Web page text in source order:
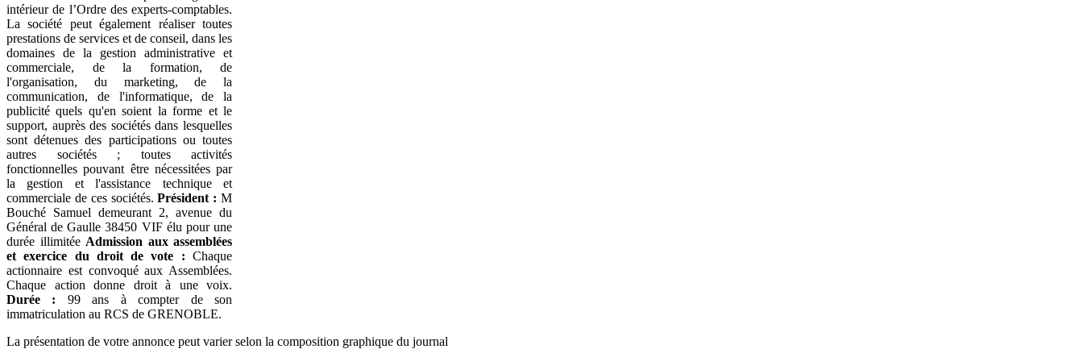
intérieur de l’Ordre des experts-comptables.
La société peut également réaliser toutes
prestations de services et de conseil, dans les
domaines de la gestion administrative et
commerciale, de la formation, de
l'organisation, du marketing, de la
communication, de l'informatique, de la
publicité quels qu'en soient la forme et le
support, auprès des sociétés dans lesquelles
sont détenues des participations ou toutes
autres sociétés ; toutes activités
fonctionnelles pouvant être nécessitées par
la gestion et l'assistance technique et
commerciale de ces sociétés.Président : M
Bouché Samuel demeurant 2, avenue du
Général de Gaulle 38450 VIF élu pour une
durée illimitée Admission aux assemblées
et exercice du droit de vote : Chaque
actionnaire est convoqué aux Assemblées.
Chaque action donne droit à une voix.
Durée : 99 ans à compter de son
immatriculation au RCS de GRENOBLE.
La présentation de votre annonce peut varier selon la composition graphique du journal